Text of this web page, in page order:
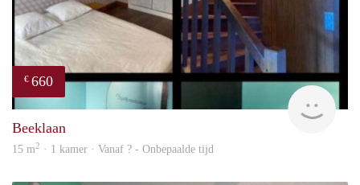
€ 660
Beeklaan
15 m2 · 1 kamer · Vanaf ? - Onbepaalde tijd